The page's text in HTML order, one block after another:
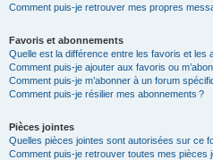
Comment puis-je retrouver mes propres
Favoris et abonnements
Quelle est la différence entre les favoris et les
Comment puis-je ajouter aux favoris ou
Comment puis-je m’abonner à un forum
Comment puis-je résilier mes abonnements ?
Pièces jointes
Quelles pièces jointes sont autorisées sur ce
Comment puis-je retrouver toutes mes pièces